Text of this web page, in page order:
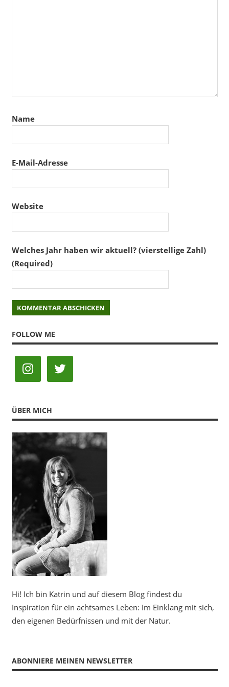
Name
E-Mail-Adresse
Website
Welches Jahr haben wir aktuell? (vierstellige Zahl)
(Required)
FOLLOW ME
ÜBER MICH
Hi! Ich bin Katrin und auf diesem Blog findest du
Inspiration für ein achtsames Leben: Im Einklang mit sich,
den eigenen Bedürfnissen und mit der Natur.
ABONNIERE MEINEN NEWSLETTER